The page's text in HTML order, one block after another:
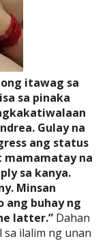
itawag sa
sa pinaka
Gulay na
ang status
mamamatay na
sa kanya.
Minsan
ang buhay ng
latter.” Dahan
ilalim ng unan